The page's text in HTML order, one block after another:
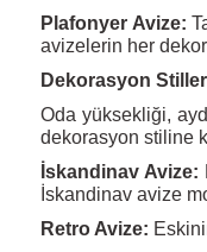
Plafonyer Avize:
avizelerin her
Dekorasyon
Oda yüksekliği,
dekorasyon stiline
İskandinav Avize:
İskandinav avize
Retro Avize: